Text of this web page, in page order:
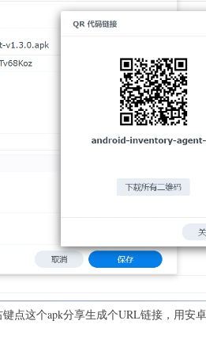
点这个apk分享生成个URL链接，用安